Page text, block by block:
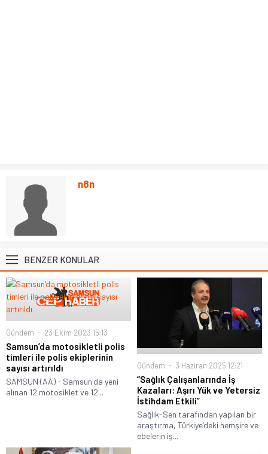
n8n
BENZER KONULAR
Gündem 23 Ekim 2023 15:13
Samsun’da motosikletli polis
timleri ile polis ekiplerinin
sayısı artırıldı
SAMSUN (AA) - Samsun'da yeni
alınan 12 motosiklet ve 12...
Gündem 3 Haziran 2025 12:21
“Sağlık Çalışanlarında İş
Kazaları: Aşırı Yük ve Yetersiz
İstihdam Etkili”
Sağlık-Sen tarafından yapılan bir
araştırma, Türkiye’deki hemşire ve
ebelerin iş...